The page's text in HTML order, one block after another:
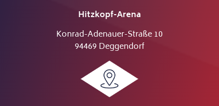
Hitzkopf-Arena
Konrad-Adenauer-Straße 10
94469 Deggendorf